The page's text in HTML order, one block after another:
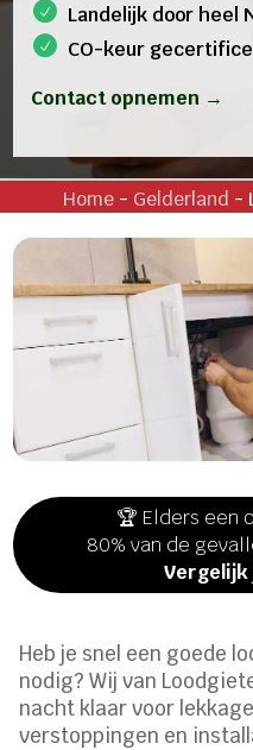
Landelijk door heel
CO-keur
Contact opnemen →
Home- Gelderland -
🏆 Elders een
80% van de
Heb je snel een goede
nodig? Wij van
nacht klaar voor
verstoppingen en